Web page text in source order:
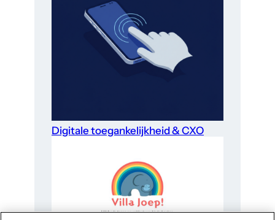
Digitale toegankelijkheid & CXO